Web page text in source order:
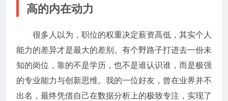
高的内在动力
很多人以为，职位的权重决定薪资高低，其实个人
能力的差异才是最大的差别。有个野路子打进去一份未
知的岗位，靠的不是学历，也不是谁认识谁，而是极强
的专业能力与创新思维。我的一位好友，曾在业界并不
出名，最终凭借自己在数据分析上的极致专注，实现了